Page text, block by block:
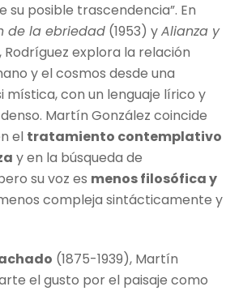
su posible trascendencia”. En
de la ebriedad (1953) yAlianza y
Rodríguez explora la relación
y el cosmos desde una
mística, con un lenguaje lírico y
Martín González coincide
el tratamiento contemplativo
y en la búsqueda de
su voz es menos filosófica y
compleja sintácticamente y
(1875-1939), Martín
el gusto por el paisaje como